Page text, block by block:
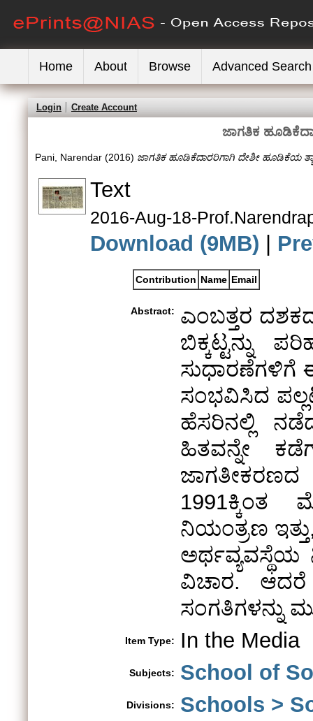
Home About Browse Advanced Search
Login Create Account
ಜಾಗತಿಕ
Pani, Narendar (2016) ಜಾಗತಿಕ ಹೂಡಿಕೆದಾರರಿಗಾಗಿ ದೇಶೀ ಹೂಡಿಕೆಯ
Text
2016-Aug-18-
Download (9MB)
Contribution Name Email
Abstract:
ಎಂಬತ್ತರ
ಬಿಕ್ಕಟ್ಟನ್ನು
ಸುಧಾರಣೆಗಳಿಗೆ
ಸಂಭವಿಸಿದ
ಹೆಸರಿನಲ್ಲಿ
ಹಿತವನ್ನೇ
1991ಕ್ಕಿಂತ
ನಿಯಂತ್ರಣ
ಅರ್ಥವ್ಯವಸ್ಥೆಯ
ವಿಚಾರ.
ಸಂಗತಿಗಳನ್ನು
Item Type: In the Media
Subjects: School of
Divisions: Schools >